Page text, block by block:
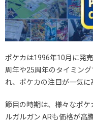
ポケカは1996年10月に発
周年や25周年のタイミン
れ、ポケカの注目が一気に
節目の時期は、様々なポケ
ルガルガン ARも価格が高